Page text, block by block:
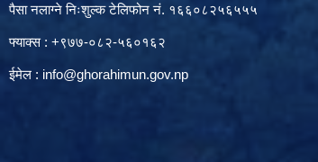
पैसा नलाग्ने निःशुल्क टेलिफोन नं. १६६०८२५६५५५
फ्याक्स : +९७७-०८२-५६०१६२
ईमेल : info@ghorahimun.gov.np